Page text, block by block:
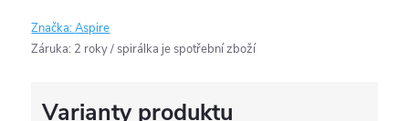
Značka:Aspire
Záruka: 2 roky / spirálka je spotřební zboží